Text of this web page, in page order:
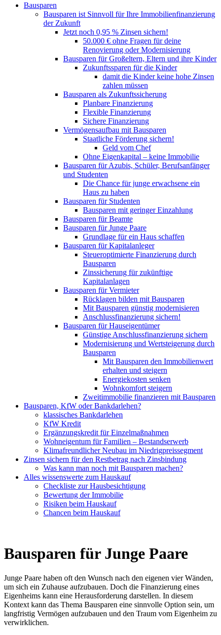
Bausparen
Bausparen ist Sinnvoll für Ihre Immobilienfinanzierung
der Zukunft
Jetzt noch 0,95 % Zinsen sichern!
50.000 € ohne Fragen für deine
Renovierung oder Modernisierung​
Bausparen für Großeltern, Eltern und ihre Kinder
Zukunftssparen für die Kinder
damit die Kinder keine hohe Zinsen
zahlen müssen
Bausparen als Zukunftssicherung​​
Planbare Finanzierung
Flexible Finanzierung
Sichere Finanzierung
Vermögensaufbau mit Bausparen
Staatliche Förderung sichern!
Geld vom Chef
Ohne Eigenkapital – keine Immobilie
Bausparen für Azubis, Schüler, Berufsanfänger
und Studenten
Die Chance für junge erwachsene ein
Haus zu haben
Bausparen für Studenten
Bausparen mit geringer Einzahlung
Bausparen für Beamte
Bausparen für Junge Paare
Grundlage für ein Haus schaffen
Bausparen für Kapitalanleger
Steueroptimierte Finanzierung durch
Bausparen
Zinssicherung für zukünftige
Kapitalanlagen
Bausparen für Vermieter
Rücklagen bilden mit Bausparen
Mit Bausparen günstig modernisieren
Anschlussfinanzierung sichern!
Bausparen für Hauseigentümer
Günstige Anschlussfinanzierung sichern
Modernisierung und Wertsteigerung durch
Bausparen
Mit Bausparen den Immobilienwert
erhalten und steigern
Energiekosten senken
Wohnkomfort steigern
Zweitimmobilie finanzieren mit Bausparen
Bausparen, KfW oder Bankdarlehen?
klassisches Bankdarlehen
KfW Kredit
Ergänzungskredit für Einzelmaßnahmen
Wohneigentum für Familien – Bestandserwerb
Klimafreundlicher Neubau im Niedrigpreissegment
Zinsen sichern für den Restbetrag nach Zinsbindung
Was kann man noch mit Bausparen machen?
Alles wissenswerte zum Hauskauf
Checkliste zur Hausbesichtigung
Bewertung der Immobilie
Risiken beim Hauskauf
Chancen beim Hauskauf
Bausparen für Junge Paare
Junge Paare haben oft den Wunsch nach den eigenen vier Wänden,
um sich ein Zuhause aufzubauen. Doch die Finanzierung eines
Eigenheims kann eine Herausforderung darstellen. In diesem
Kontext kann das Thema Bausparen eine sinnvolle Option sein, um
langfristig Vermögen aufzubauen und den Traum vom Eigenheim zu
verwirklichen.